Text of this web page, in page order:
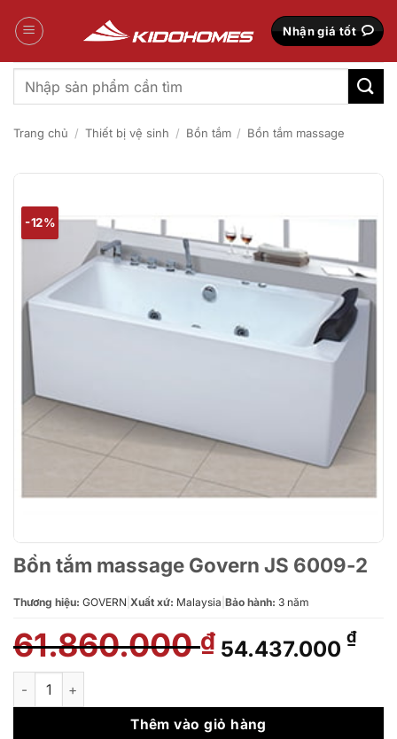
qua
Nhận giá tốt
Tìm
kiếm:
Trang chủ / Thiết bị vệ sinh / Bồn tắm / Bồn tắm massage
-12%
Bồn tắm massage Govern JS 6009-2
Thương hiệu: GOVERN Xuất xứ: Malaysia Bảo hành: 3 năm
61.860.000₫ Giá
gốc
61.860.000 ₫.
54.437.000 ₫Giá
là:
Bồn tắm massage Govern JS 6009-2 số lượng
Thêm vào giỏ hàng